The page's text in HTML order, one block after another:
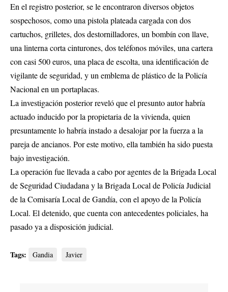
En el registro posterior, se le encontraron diversos objetos
sospechosos, como una pistola plateada cargada con dos
cartuchos, grilletes, dos destornilladores, un bombín con llave,
una linterna corta cinturones, dos teléfonos móviles, una cartera
con casi 500 euros, una placa de escolta, una identificación de
vigilante de seguridad, y un emblema de plástico de la Policía
Nacional en un portaplacas.
La investigación posterior reveló que el presunto autor habría
actuado inducido por la propietaria de la vivienda, quien
presuntamente lo habría instado a desalojar por la fuerza a la
pareja de ancianos. Por este motivo, ella también ha sido puesta
bajo investigación.
La operación fue llevada a cabo por agentes de la Brigada Local
de Seguridad Ciudadana y la Brigada Local de Policía Judicial
de la Comisaría Local de Gandía, con el apoyo de la Policía
Local. El detenido, que cuenta con antecedentes policiales, ha
pasado ya a disposición judicial.
Tags: Gandia Javier